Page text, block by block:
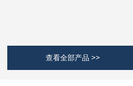
查看全部产品 >>